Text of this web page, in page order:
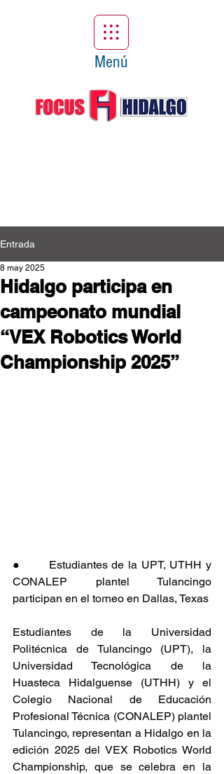
Menú
Entrada
Hidalgo participa en
campeonato mundial
“VEX Robotics World
Championship 2025”
8 may 2025
●       Estudiantes de la UPT, UTHH y
CONALEP plantel Tulancingo
participan en el torneo en Dallas, Texas
Estudiantes de la Universidad
Politécnica de Tulancingo (UPT), la
Universidad Tecnológica de la
Huasteca Hidalguense (UTHH) y el
Colegio Nacional de Educación
Profesional Técnica (CONALEP) plantel
Tulancingo, representan a Hidalgo en la
edición 2025 del VEX Robotics World
Championship, que se celebra en la